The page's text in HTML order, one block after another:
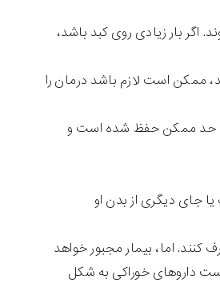
اگر بار زیادی روی کبد باشد،
ممکن است لازم باشد درمان را
حد ممکن حفظ شده است و
جای دیگری از بدن او
اما، بیمار مجبور خواهد
داروهای خوراکی به شکل